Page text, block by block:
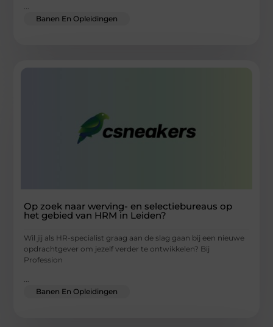
Banen En Opleidingen
Op zoek naar werving- en selectiebureaus op
het gebied van HRM in Leiden?
Wil jij als HR-specialist graag aan de slag gaan bij een nieuwe
opdrachtgever om jezelf verder te ontwikkelen? Bij
Profession
Banen En Opleidingen